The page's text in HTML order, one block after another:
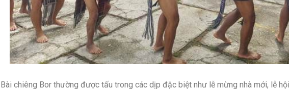
Bài chiêng Bor thường được tấu trong các dịp đặc biệt như lễ mừng nhà mới, lễ